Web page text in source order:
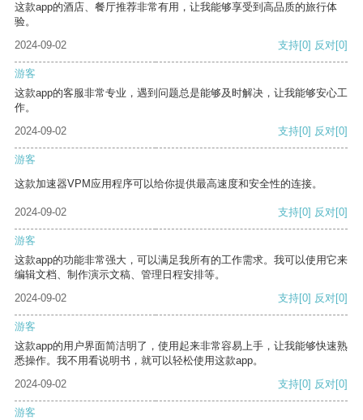
这款app的酒店、餐厅推荐非常有用，让我能够享受到高品质的旅行体
验。
2024-09-02
支持[0] 反对[0]
游客
这款app的客服非常专业，遇到问题总是能够及时解决，让我能够安心工
作。
2024-09-02
支持[0] 反对[0]
游客
这款加速器VPM应用程序可以给你提供最高速度和安全性的连接。
2024-09-02 支持[0] 反对[0]
游客
这款app的功能非常强大，可以满足我所有的工作需求。我可以使用它来
编辑文档、制作演示文稿、管理日程安排等。
2024-09-02
支持[0] 反对[0]
游客
这款app的用户界面简洁明了，使用起来非常容易上手，让我能够快速熟
悉操作。我不用看说明书，就可以轻松使用这款app。
2024-09-02
支持[0] 反对[0]
游客